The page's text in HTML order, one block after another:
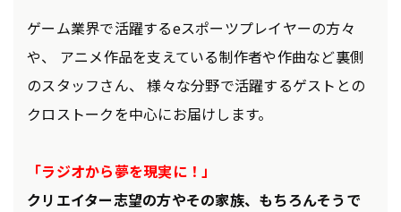
ゲーム業界で活躍するeスポーツプレイヤーの方々
や、 アニメ作品を支えている制作者や作曲など裏側
のスタッフさん、 様々な分野で活躍するゲストとの
クロストークを中心にお届けします。
「ラジオから夢を現実に！」
クリエイター志望の方やその家族、もちろんそうで